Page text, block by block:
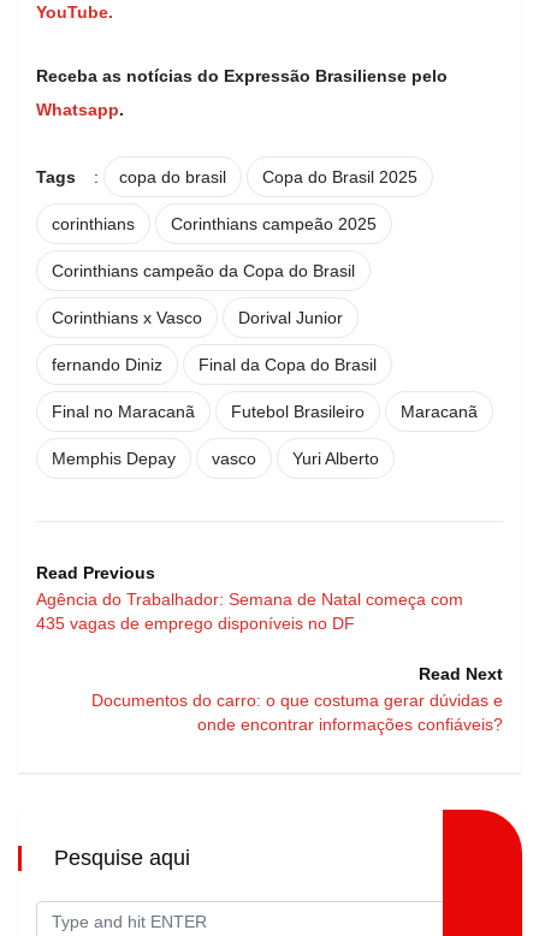
YouTube.
Receba as notícias do Expressão Brasiliense pelo
Whatsapp.
Tags : copa do brasil Copa do Brasil 2025
corinthians Corinthians campeão 2025
Corinthians campeão da Copa do Brasil
Corinthians x Vasco Dorival Junior
fernando Diniz Final da Copa do Brasil
Final no Maracanã Futebol Brasileiro Maracanã
Memphis Depay vasco Yuri Alberto
Read Previous
Agência do Trabalhador: Semana de Natal começa com
435 vagas de emprego disponíveis no DF
Read Next
Documentos do carro: o que costuma gerar dúvidas e
onde encontrar informações confiáveis?
Pesquise aqui